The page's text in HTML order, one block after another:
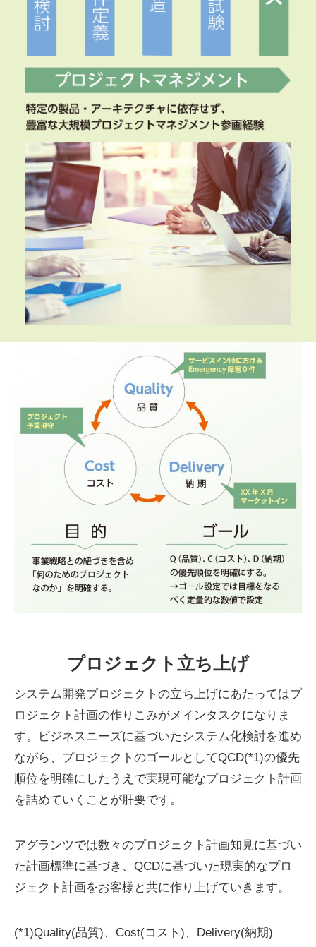
プロジェクト立ち上げ
システム開発プロジェクトの立ち上げにあたってはプ
ロジェクト計画の作りこみがメインタスクになりま
す。ビジネスニーズに基づいたシステム化検討を進め
ながら、プロジェクトのゴールとしてQCD(*1)の優先
順位を明確にしたうえで実現可能なプロジェクト計画
を詰めていくことが肝要です。
アグランツでは数々のプロジェクト計画知見に基づい
た計画標準に基づき、QCDに基づいた現実的なプロ
ジェクト計画をお客様と共に作り上げていきます。
(*1)Quality(品質)、Cost(コスト)、Delivery(納期)